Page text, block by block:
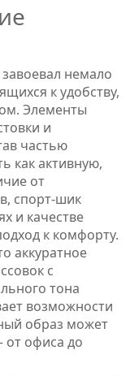
завоевал немало
к удобству,
Элементы
и
частью
как активную,
от
спорт-шик
и качестве
к комфорту.
аккуратное
с
тона
возможности
образ может
офиса до